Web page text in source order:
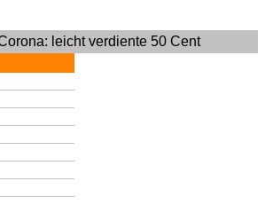
leicht verdiente 50 Cent